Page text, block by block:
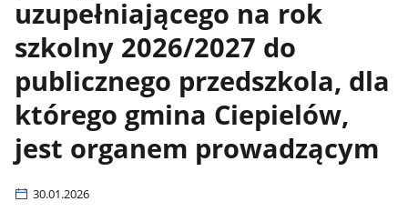
uzupełniającego na rok
szkolny 2026/2027 do
publicznego przedszkola, dla
którego gmina Ciepielów,
jest organem prowadzącym
30.01.2026